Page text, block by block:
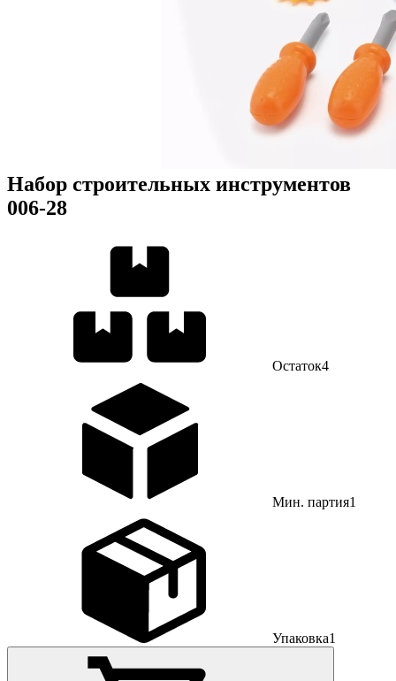
Набор строительных инструментов
006-28
Остаток4
Мин. партия1
Упаковка1